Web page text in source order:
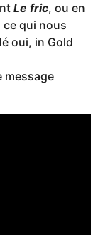
Le fric, ou en
ce qui nous
oui, in Gold
message